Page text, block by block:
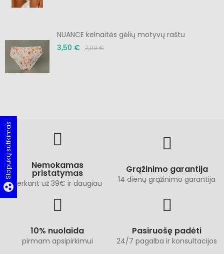
NUANCE kelnaitės gėlių motyvų raštu
3,50 € 7,00 €
Nemokamas
pristatymas
perkant už 39€ ir daugiau
Grąžinimo garantija
14 dienų grąžinimo garantija
10% nuolaida
pirmam apsipirkimui
Pasiruošę padėti
24/7 pagalba ir konsultacijos
group_work
Slapukų sutikimas